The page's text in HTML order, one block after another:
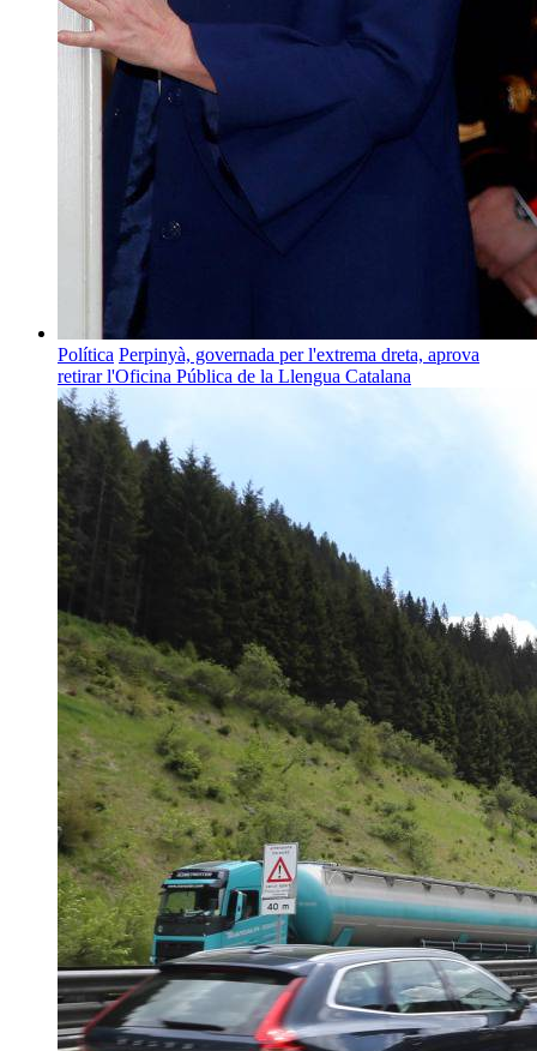
Política Perpinyà, governada per l'extrema dreta, aprova
retirar l'Oficina Pública de la Llengua Catalana